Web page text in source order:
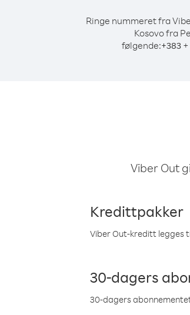
Ringe nummeret fra
Kosovo fra
følgende:+383 +
Viber Out
Kredittpakker
Viber Out-kreditt legges
30-dagers
30-dagers